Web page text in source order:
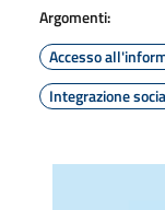
Argomenti:
Accesso
Integrazione